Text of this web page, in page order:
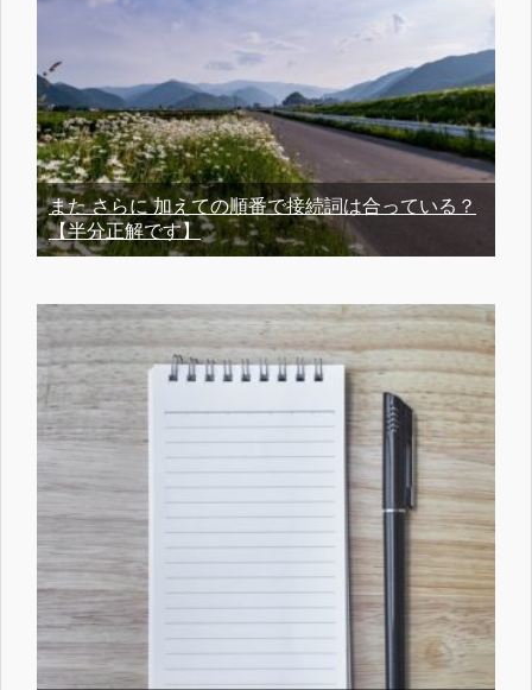
また さらに 加えての順番で接続詞は合っている？
【半分正解です】